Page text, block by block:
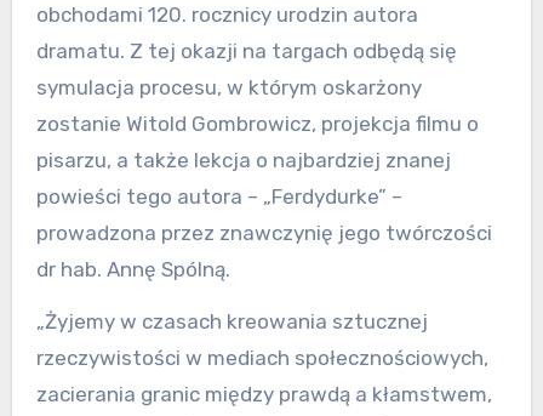
obchodami 120. rocznicy urodzin autora
dramatu. Z tej okazji na targach odbędą się
symulacja procesu, w którym oskarżony
zostanie Witold Gombrowicz, projekcja filmu o
pisarzu, a także lekcja o najbardziej znanej
powieści tego autora – „Ferdydurke” –
prowadzona przez znawczynię jego twórczości
dr hab. Annę Spólną.
„Żyjemy w czasach kreowania sztucznej
rzeczywistości w mediach społecznościowych,
zacierania granic między prawdą a kłamstwem,